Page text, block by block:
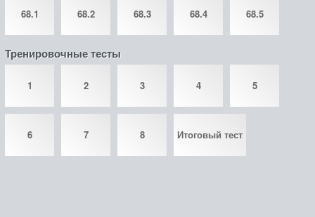
68.1 68.2 68.3 68.4 68.5
Тренировочные тесты
1 2 3 4 5
6 7 8 Итоговый тест